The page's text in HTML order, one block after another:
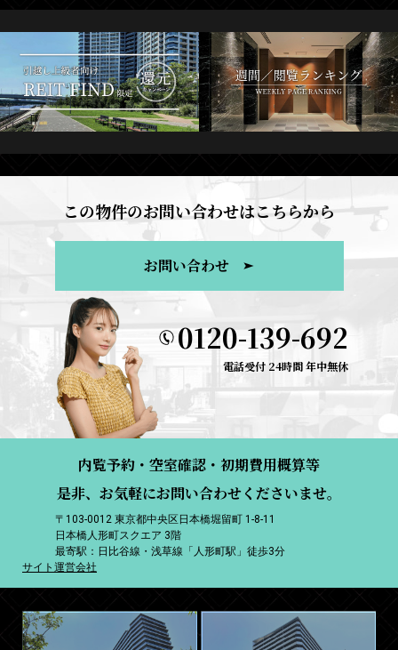
この物件のお問い合わせはこちらから
お問い合わせ
0120-139-692
電話受付 24時間 年中無休
内覧予約・空室確認・初期費用概算等
是非、お気軽にお問い合わせくださいませ。
〒103-0012 東京都中央区日本橋堀留町 1-8-11
日本橋人形町スクエア 3階
最寄駅：日比谷線・浅草線「人形町駅」徒歩3分
サイト運営会社